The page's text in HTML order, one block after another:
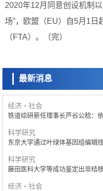
2020年12月同意创设机制
场”，欧盟（EU）自5月1日
（FTA）。（完）
最新消息
经济・社会
【AI法下篇】如何应对AI的不可
政策
日本科研费增设国际共同研究强
研究
经济・社会
铁道综研新任理事长芦谷公稔：
科学研究
东京大学通过叶绿体基因组编辑
科学研究
藤田医科大学等成功鉴定出非结
经济・社会